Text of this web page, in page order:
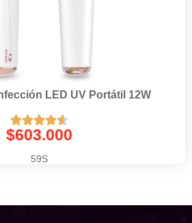
LED UV Portátil 12W

$603.000
59S